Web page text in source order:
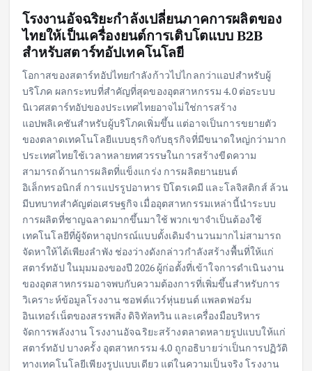
โรงงานอัจฉริยะกำลังเปลี่ยนภาคการผลิตของ
ไทยให้เป็นเครื่องยนต์การเติบโตแบบ B2B
สำหรับสตาร์ทอัปเทคโนโลยี
โอกาสของสตาร์ทอัปไทยกำลังก้าวไปไกลกว่าแอปสำหรับผู้
บริโภค ผลกระทบที่สำคัญที่สุดของอุตสาหกรรม 4.0 ต่อระบบ
นิเวศสตาร์ทอัปของประเทศไทยอาจไม่ใช่การสร้าง
แอปพลิเคชันสำหรับผู้บริโภคเพิ่มขึ้น แต่อาจเป็นการขยายตัว
ของตลาดเทคโนโลยีแบบธุรกิจกับธุรกิจที่มีขนาดใหญ่กว่ามาก
ประเทศไทยใช้เวลาหลายทศวรรษในการสร้างขีดความ
สามารถด้านการผลิตที่แข็งแกร่ง การผลิตยานยนต์
อิเล็กทรอนิกส์ การแปรรูปอาหาร ปิโตรเคมี และโลจิสติกส์ ล้วน
มีบทบาทสำคัญต่อเศรษฐกิจ เมื่ออุตสาหกรรมเหล่านี้นำระบบ
การผลิตที่ชาญฉลาดมากขึ้นมาใช้ พวกเขาจำเป็นต้องใช้
เทคโนโลยีที่ผู้จัดหาอุปกรณ์แบบดั้งเดิมจำนวนมากไม่สามารถ
จัดหาให้ได้เพียงลำพัง ช่องว่างดังกล่าวกำลังสร้างพื้นที่ให้แก่
สตาร์ทอัป ในมุมมองของปี 2026 ผู้ก่อตั้งที่เข้าใจการดำเนินงาน
ของอุตสาหกรรมอาจพบกับความต้องการที่เพิ่มขึ้นสำหรับการ
วิเคราะห์ข้อมูลโรงงาน ซอฟต์แวร์หุ่นยนต์ แพลตฟอร์ม
อินเทอร์เน็ตของสรรพสิ่ง ดิจิทัลทวิน และเครื่องมือบริหาร
จัดการพลังงาน โรงงานอัจฉริยะสร้างตลาดหลายรูปแบบให้แก่
สตาร์ทอัป บางครั้ง อุตสาหกรรม 4.0 ถูกอธิบายว่าเป็นการปฏิวัติ
ทางเทคโนโลยีเพียงรูปแบบเดียว แต่ในความเป็นจริง โรงงาน